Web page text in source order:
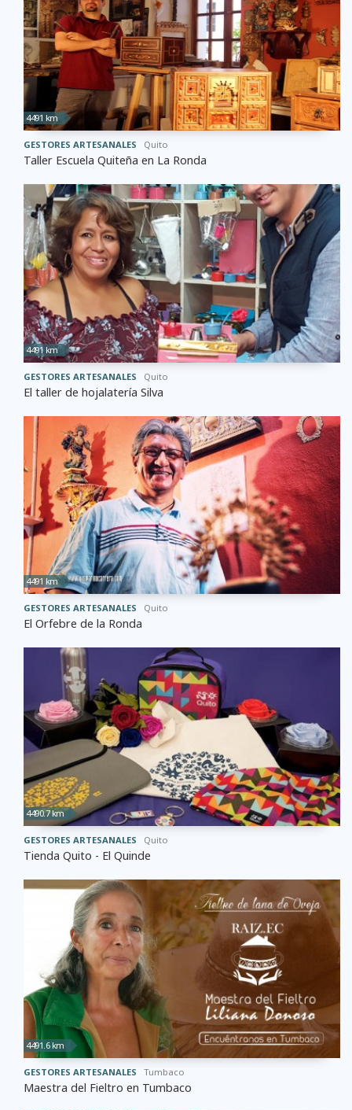
4491 km
GESTORES ARTESANALES Quito
Taller Escuela Quiteña en La Ronda
4491 km
GESTORES ARTESANALES Quito
El taller de hojalatería Silva
4491 km
GESTORES ARTESANALES Quito
El Orfebre de la Ronda
4490.7 km
GESTORES ARTESANALES Quito
Tienda Quito - El Quinde
4491.6 km
GESTORES ARTESANALES Tumbaco
Maestra del Fieltro en Tumbaco